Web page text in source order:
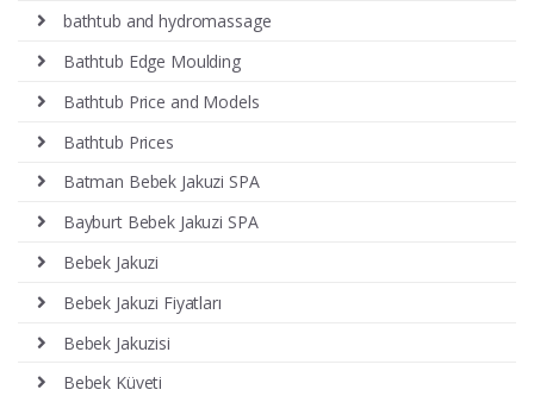
bathtub and hydromassage
Bathtub Edge Moulding
Bathtub Price and Models
Bathtub Prices
Batman Bebek Jakuzi SPA
Bayburt Bebek Jakuzi SPA
Bebek Jakuzi
Bebek Jakuzi Fiyatları
Bebek Jakuzisi
Bebek Küveti